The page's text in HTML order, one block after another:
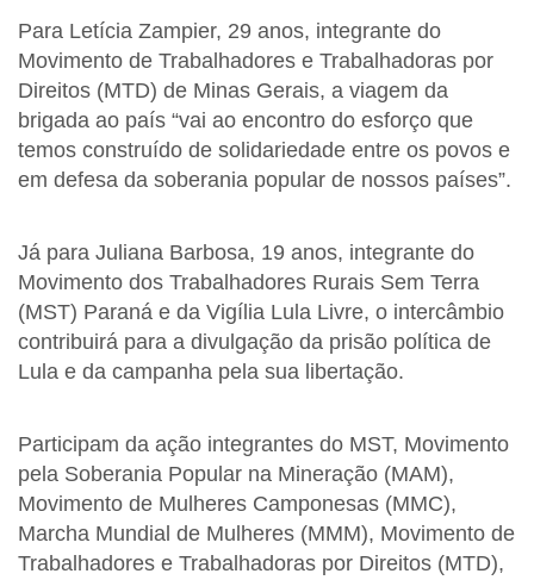
Para Letícia Zampier, 29 anos, integrante do
Movimento de Trabalhadores e Trabalhadoras por
Direitos (MTD) de Minas Gerais, a viagem da
brigada ao país “vai ao encontro do esforço que
temos construído de solidariedade entre os povos e
em defesa da soberania popular de nossos países”.
Já para Juliana Barbosa, 19 anos, integrante do
Movimento dos Trabalhadores Rurais Sem Terra
(MST) Paraná e da Vigília Lula Livre, o intercâmbio
contribuirá para a divulgação da prisão política de
Lula e da campanha pela sua libertação.
Participam da ação integrantes do MST, Movimento
pela Soberania Popular na Mineração (MAM),
Movimento de Mulheres Camponesas (MMC),
Marcha Mundial de Mulheres (MMM), Movimento de
Trabalhadores e Trabalhadoras por Direitos (MTD),